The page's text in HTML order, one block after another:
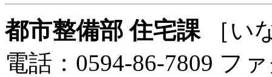
都市整備部 住宅課［い
電話：0594-86-7809 フ